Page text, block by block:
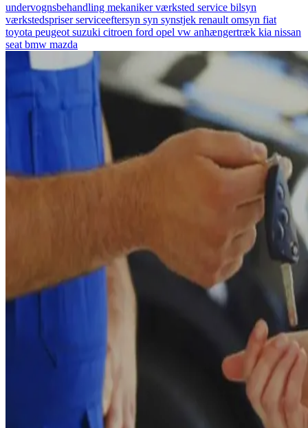
undervognsbehandling mekanikerværksted service bilsyn
værkstedspriserserviceeftersyn syn synstjek renault omsyn fiat
toyota peugeot suzuki citroen ford opel vw anhængertræk kia nissan
seat bmw mazda